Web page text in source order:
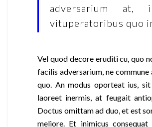
adversarium at,
vituperatoribus quo
Vel quod decore eruditi cu, quo
facilis adversarium, ne commune
quo. An modus oporteat ius,
laoreet inermis, at feugait
Doctus omittam ad duo, et est
meliore. Et inimicus consequat